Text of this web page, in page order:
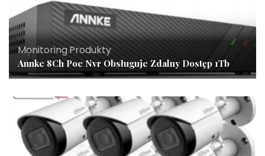
MonitoringProdukty
Annke 8Ch Poe Nvr Obsługuje Zdalny Dostęp 1Tb